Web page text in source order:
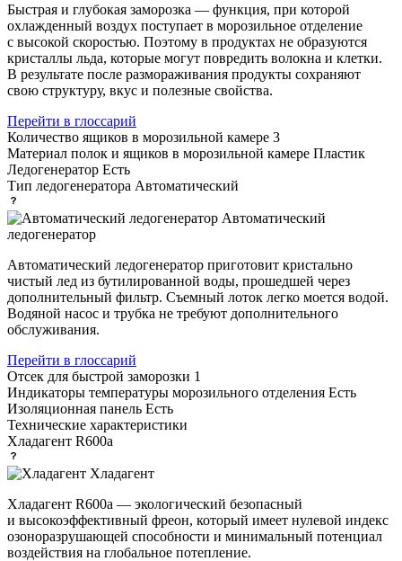
Быстрая и глубокая заморозка — функция, при которой
охлажденный воздух поступает в морозильное отделение
с высокой скоростью. Поэтому в продуктах не образуются
кристаллы льда, которые могут повредить волокна и клетки.
В результате после размораживания продукты сохраняют
свою структуру, вкус и полезные свойства.
Перейти в глоссарий
Количество ящиков в морозильной камере 3
Материал полок и ящиков в морозильной камере Пластик
Ледогенератор Есть
Тип ледогенератора Автоматический
Автоматический
ледогенератор
Автоматический ледогенератор приготовит кристально
чистый лед из бутилированной воды, прошедшей через
дополнительный фильтр. Съемный лоток легко моется водой.
Водяной насос и трубка не требуют дополнительного
обслуживания.
Перейти в глоссарий
Отсек для быстрой заморозки 1
Индикаторы температуры морозильного отделения Есть
Изоляционная панель Есть
Технические характеристики
Хладагент R600a
Хладагент
Хладагент R600a — экологический безопасный
и высокоэффективный фреон, который имеет нулевой индекс
озоноразрушающей способности и минимальный потенциал
воздействия на глобальное потепление.